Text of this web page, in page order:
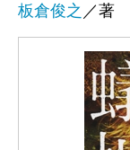
板倉俊之 ／著